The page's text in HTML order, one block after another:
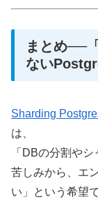
まとめ──
ない
Sharding
は、
「DBの分割や
苦しみから、エ
い」という希望で